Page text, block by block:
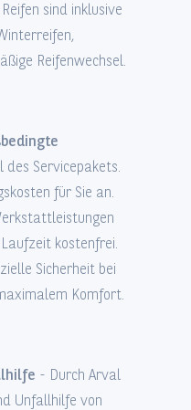
sind inklusive
Reifenwechsel.
Servicepakets.
für Sie an.
kostenfrei.
Sicherheit bei
Komfort.
- Durch Arval
Unfallhilfe von